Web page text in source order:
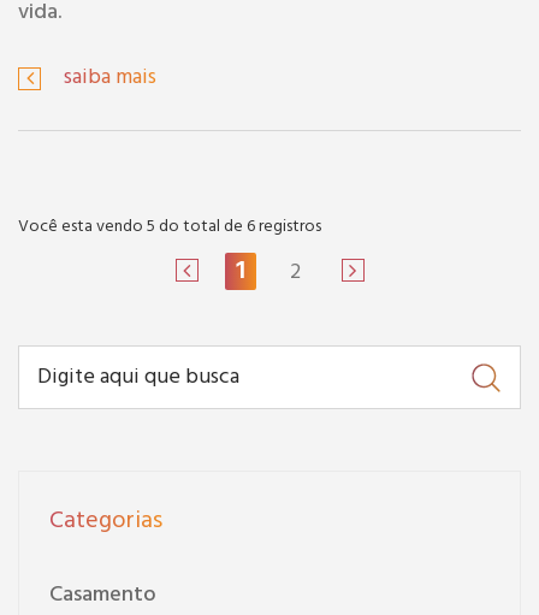
vida.
saiba mais
Você esta vendo 5 do total de 6 registros
1 2
Categorias
Casamento